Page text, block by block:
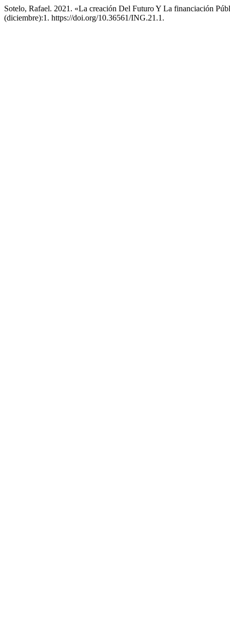
Sotelo, Rafael. 2021. «La creación Del Futuro Y La financiación
(diciembre):1. https://doi.org/10.36561/ING.21.1.